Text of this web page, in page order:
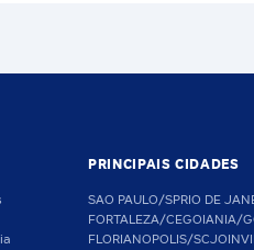
PRINCIPAIS CIDADES
SAO PAULO/SPRIO DE
FORTALEZA/CEGOIANIA/
FLORIANOPOLIS/SC